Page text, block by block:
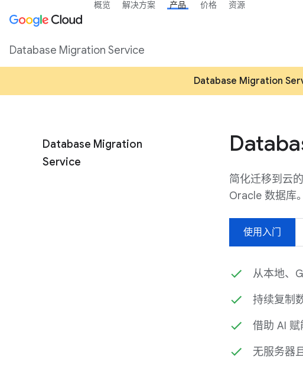
Database Migration
Database Migration
Service
简化迁移到云
Oracle 数据库。
使用入门
从本地、
持续复制
借助 AI
无服务器
概览 解决方案 产品 价格 资源
Database Migration Service